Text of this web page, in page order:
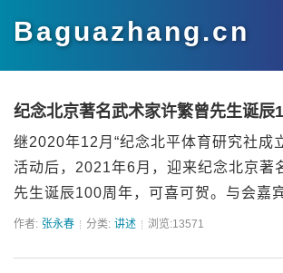
Baguazhang.cn
纪念北京著名武术家许繁曾先生诞辰
继2020年12月“纪念北平体育研究社成
活动后，2021年6月，迎来纪念北京著
先生诞辰100周年，可喜可贺。与会嘉
望未来，期许将许繁曾武学精髓发扬光
作者: 张永春 分类: 讲述 浏览:13571